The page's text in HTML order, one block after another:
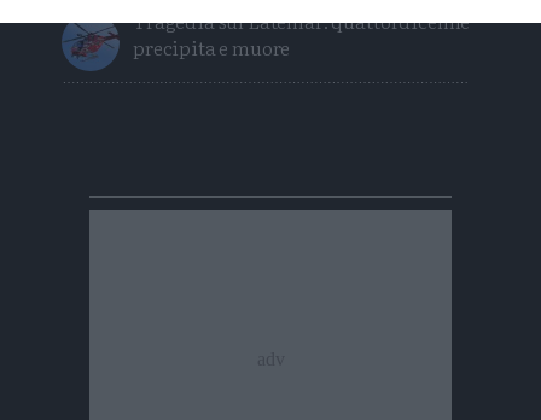
Tragedia sul Latemar: quattordicenne
precipita e muore